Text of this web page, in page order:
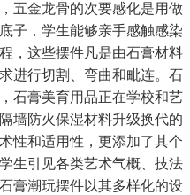
五金龙骨的次要感化是用做
子，学生能够亲手感触感染
，这些摆件凡是由石膏材料
进行切割、弯曲和毗连。石
石膏美育用品正在学校和艺
墙防火保湿材料升级换代的
性和适用性，更添加了其个
生引见各类艺术气概、技法
膏潮玩摆件以其多样化的设